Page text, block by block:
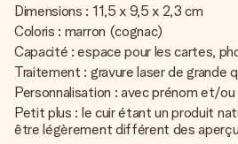
Dimensions : 11,5 x 9,5 x 2,3 cm
Coloris : marron (cognac)
Capacité : espace pour les cartes,
Traitement : gravure laser de grande
Personnalisation : avec prénom et/
Petit plus : le cuir étant un produit
être légèrement différent des